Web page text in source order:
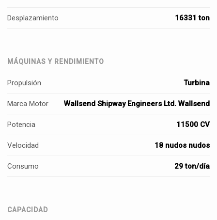
Desplazamiento 16331 ton
MÁQUINAS Y RENDIMIENTO
Propulsión Turbina
Marca Motor Wallsend Shipway Engineers Ltd. Wallsend
Potencia 11500 CV
Velocidad 18 nudos nudos
Consumo 29 ton/día
CAPACIDAD